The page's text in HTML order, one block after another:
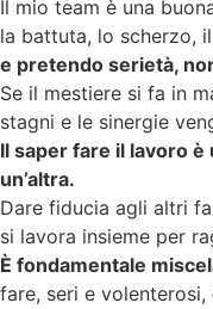
Il mio team è una
la battuta, lo scherzo,
e pretendo serietà,
Se il mestiere si fa in
stagni e le sinergie
Il saper fare il lavoro
un’altra.
Dare fiducia agli altri
si lavora insieme per
È fondamentale
fare, seri e volenterosi,